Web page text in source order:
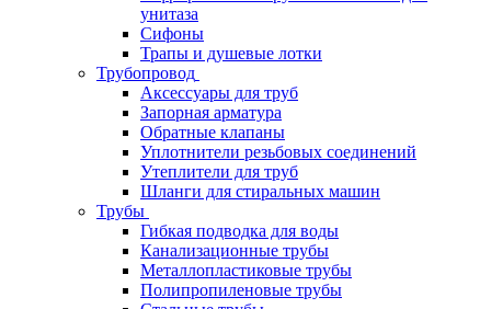
унитаза
Сифоны
Трапы и душевые лотки
Трубопровод
Аксессуары для труб
Запорная арматура
Обратные клапаны
Уплотнители резьбовых соединений
Утеплители для труб
Шланги для стиральных машин
Трубы
Гибкая подводка для воды
Канализационные трубы
Металлопластиковые трубы
Полипропиленовые трубы